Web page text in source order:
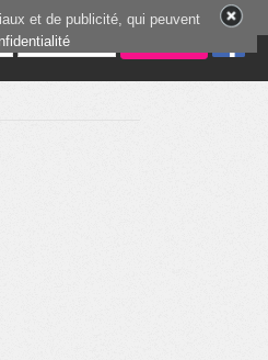
et de publicité, qui peuvent